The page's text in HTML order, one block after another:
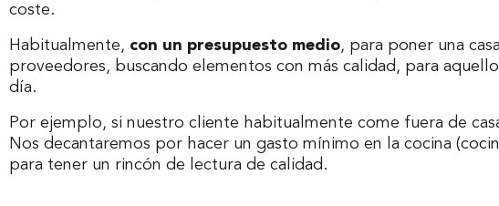
coste.
Habitualmente, con un presupuesto medio, para poner una
proveedores, buscando elementos con más calidad, para
día.
Por ejemplo, si nuestro cliente habitualmente come fuera de
Nos decantaremos por hacer un gasto mínimo en la cocina
para tener un rincón de lectura de calidad.